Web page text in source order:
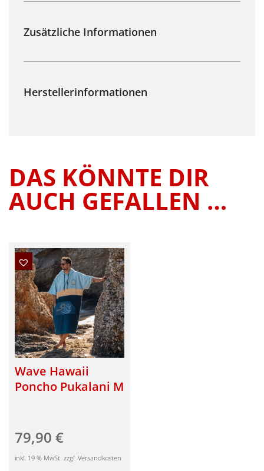
DAS KÖNNTE DIR
AUCH GEFALLEN …
Wave Hawaii
Poncho Pukalani M
79,90 €
inkl. 19 % MwSt. zzgl. Versandkosten